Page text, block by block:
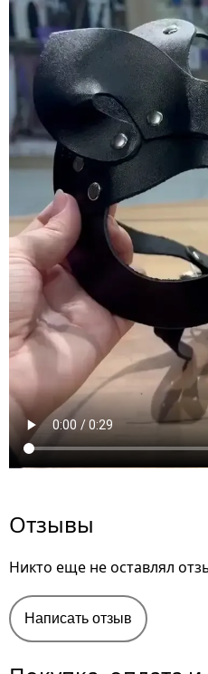
Отзывы
Никто еще не оставлял
Написать отзыв